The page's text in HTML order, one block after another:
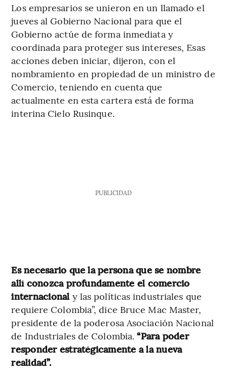
Los empresarios se unieron en un llamado el
jueves al Gobierno Nacional para que el
Gobierno actúe de forma inmediata y
coordinada para proteger sus intereses, Esas
acciones deben iniciar, dijeron, con el
nombramiento en propiedad de un ministro de
Comercio, teniendo en cuenta que
actualmente en esta cartera está de forma
interina Cielo Rusinque.
PUBLICIDAD
Es necesario que la persona que se nombre
allí conozca profundamente el comercio
internacional y las políticas industriales que
requiere Colombia”, dice Bruce Mac Master,
presidente de la poderosa Asociación Nacional
de Industriales de Colombia.“Para poder
responder estratégicamente a la nueva
realidad”.